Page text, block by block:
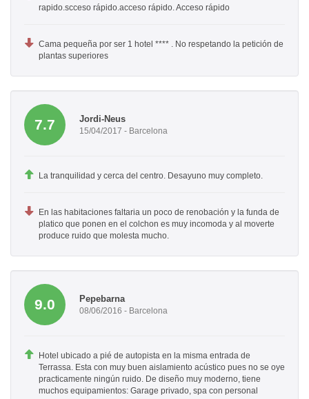
rapido.scceso rápido.acceso rápido. Acceso rápido
Cama pequeña por ser 1 hotel **** . No respetando la petición de
plantas superiores
7.7 Jordi-Neus
15/04/2017 - Barcelona
La tranquilidad y cerca del centro. Desayuno muy completo.
En las habitaciones faltaria un poco de renobación y la funda de
platico que ponen en el colchon es muy incomoda y al moverte
produce ruido que molesta mucho.
9.0 Pepebarna
08/06/2016 - Barcelona
Hotel ubicado a pié de autopista en la misma entrada de
Terrassa. Esta con muy buen aislamiento acústico pues no se oye
practicamente ningún ruido. De diseño muy moderno, tiene
muchos equipamientos: Garage privado, spa con personal